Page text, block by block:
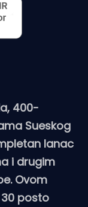
400-
Sueskog
lanac
i drugim
Ovom
posto